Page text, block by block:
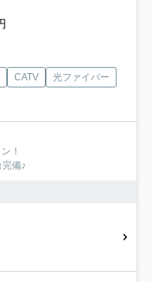
CATV
光ファイバー
！
備♪